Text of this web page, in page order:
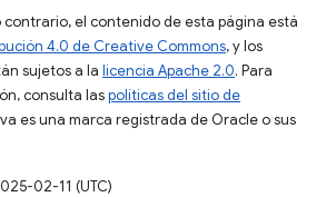
contrario, el contenido de esta página está
4.0 de Creative Commons, y los
sujetos a la licencia Apache 2.0. Para
consulta laspolíticas del sitio de
es una marca registrada de Oracle o sus
02-11 (UTC)